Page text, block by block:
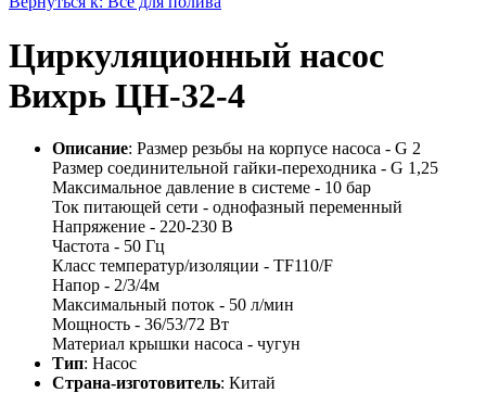
Циркуляционный насос
Вихрь ЦН-32-4
Описание: Размер резьбы на корпусе насоса - G 2
Размер соединительной гайки-переходника - G 1,25
Максимальное давление в системе - 10 бар
Ток питающей сети - однофазный переменный
Напряжение - 220-230 В
Частота - 50 Гц
Класс температур/изоляции - TF110/F
Напор - 2/3/4м
Максимальный поток - 50 л/мин
Мощность - 36/53/72 Вт
Материал крышки насоса - чугун
Тип: Насос
Страна-изготовитель: Китай